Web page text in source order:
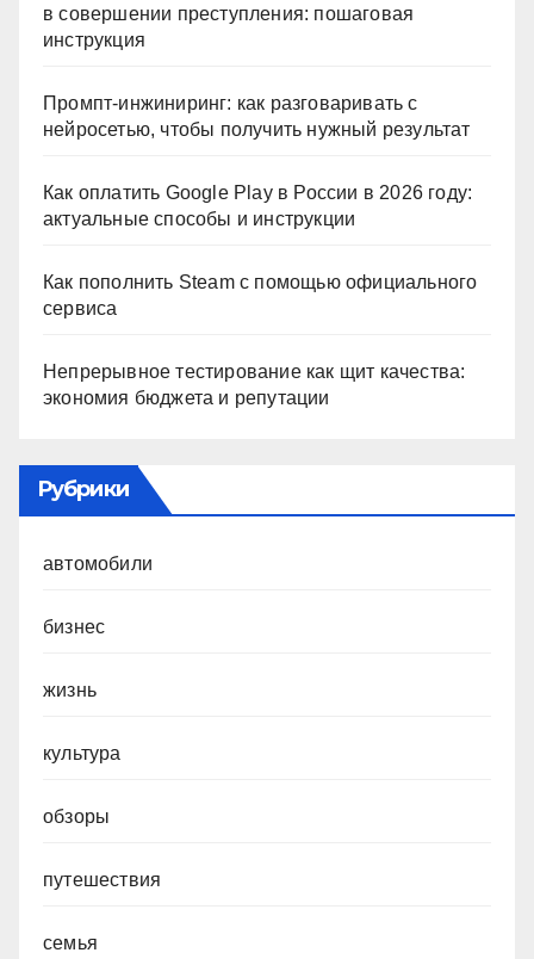
в совершении преступления: пошаговая
инструкция
Промпт-инжиниринг: как разговаривать с
нейросетью, чтобы получить нужный результат
Как оплатить Google Play в России в 2026 году:
актуальные способы и инструкции
Как пополнить Steam с помощью официального
сервиса
Непрерывное тестирование как щит качества:
экономия бюджета и репутации
Рубрики
автомобили
бизнес
жизнь
культура
обзоры
путешествия
семья